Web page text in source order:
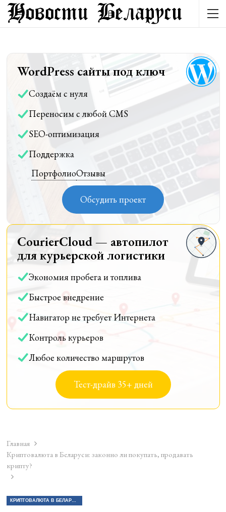
WordPress сайты под ключ
Создаём с нуля
Переносим с любой CMS
SEO-оптимизация
Поддержка
ПортфолиоОтзывы
Обсудить проект
CourierCloud — автопилот
для курьерской логистики
Экономия пробега и топлива
Быстрое внедрение
Навигатор не требует Интернета
Контроль курьеров
Любое количество маршрутов
Тест-драйв 35+ дней
Главная
Криптовалюта в Беларуси: законно ли покупать, продавать
крипту?
КРИПТОВАЛЮТА В БЕЛАРУСИ: ЗАКОННО ЛИ ПОКУПАТЬ, ПРОДАВАТЬ КРИПТУ?